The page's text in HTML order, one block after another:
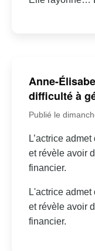
Anne-
difficulté à
Publié le
L’actrice
et révèle avoir
financier.
L'actrice
et révèle avoir
financier.